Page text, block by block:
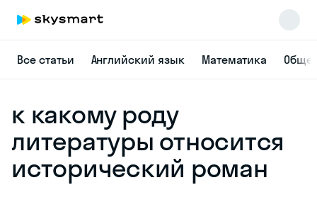
Все статьи Английский язык Математика
к какому роду
литературы относится
исторический роман